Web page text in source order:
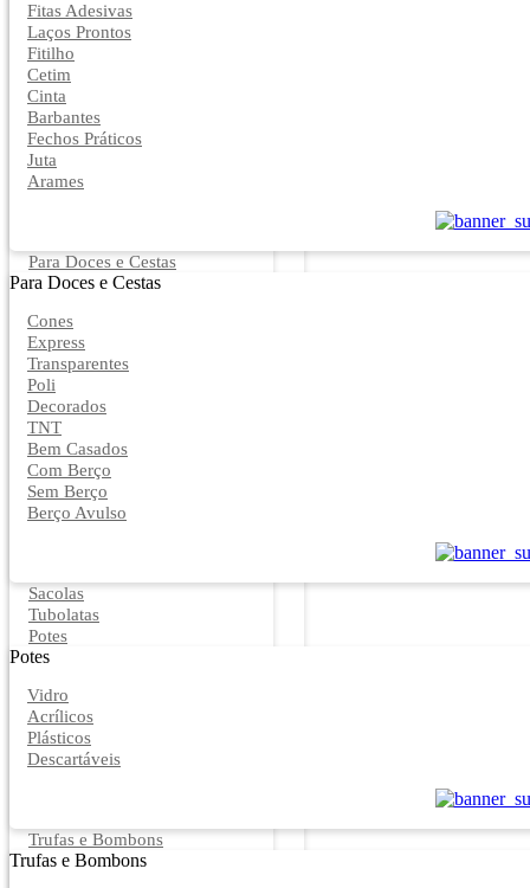
Fitas Adesivas
Laços Prontos
Fitilho
Cetim
Cinta
Barbantes
Fechos Práticos
Juta
Arames
Para Doces e Cestas
Para Doces e Cestas
Cones
Express
Transparentes
Poli
Decorados
TNT
Bem Casados
Com Berço
Sem Berço
Berço Avulso
Sacolas
Tubolatas
Potes
Potes
Vidro
Acrílicos
Plásticos
Descartáveis
Trufas e Bombons
Trufas e Bombons